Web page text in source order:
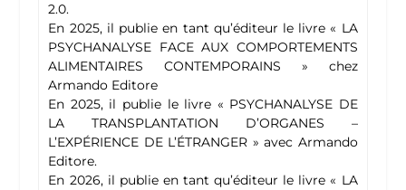
2.0.
En 2025, il publie en tant qu’éditeur le livre « LA
PSYCHANALYSE FACE AUX COMPORTEMENTS
ALIMENTAIRES CONTEMPORAINS » chez
Armando Editore
En 2025, il publie le livre « PSYCHANALYSE DE
LA TRANSPLANTATION D’ORGANES –
L’EXPÉRIENCE DE L’ÉTRANGER » avec Armando
Editore.
En 2026, il publie en tant qu’éditeur le livre « LA